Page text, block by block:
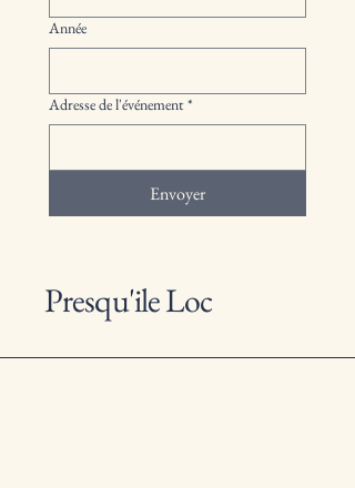
Année
Adresse de l'événement *
Envoyer
Presqu'ile Loc